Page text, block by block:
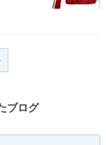
ブログ